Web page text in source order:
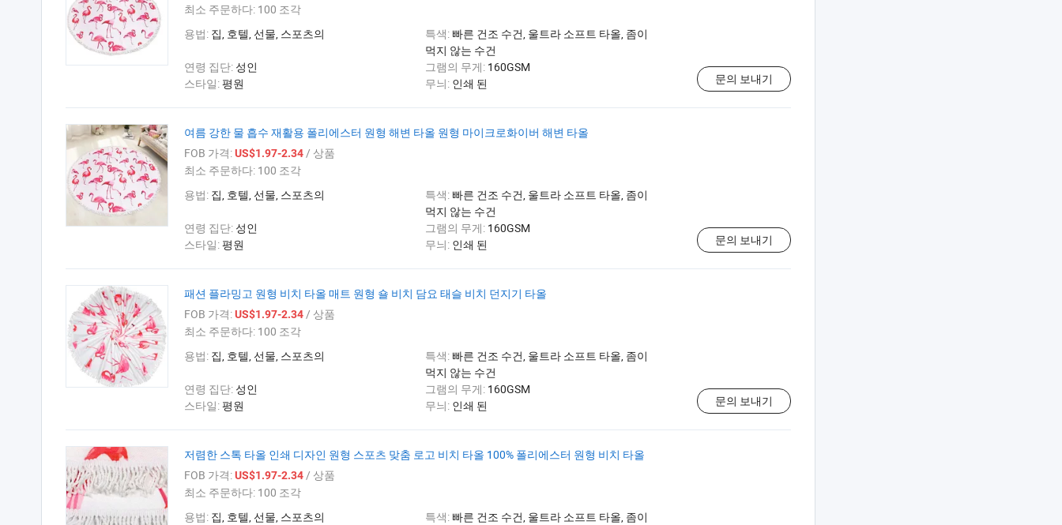
최소 주문하다: 100 조각
용법: 집, 호텔, 선물, 스포츠의 특색: 빠른 건조 수건, 울트라 소프트 타올, 좀이
먹지 않는 수건
연령 집단: 성인 그램의 무게: 160GSM
스타일:평원 무늬: 인쇄 된 문의 보내기
여름 강한 물 흡수 재활용 폴리에스터 원형 해변 타올 원형 마이크로화이버 해변 타올
FOB 가격:US$1.97-2.34/ 상품
최소 주문하다: 100 조각
용법: 집, 호텔, 선물, 스포츠의 특색: 빠른 건조 수건, 울트라 소프트 타올, 좀이
먹지 않는 수건
연령 집단: 성인 그램의 무게: 160GSM
스타일:평원 무늬: 인쇄 된 문의 보내기
패션 플라밍고 원형 비치 타올 매트 원형 숄 비치 담요 태슬 비치 던지기 타올
FOB 가격:US$1.97-2.34/ 상품
최소 주문하다: 100 조각
용법: 집, 호텔, 선물, 스포츠의 특색: 빠른 건조 수건, 울트라 소프트 타올, 좀이
먹지 않는 수건
연령 집단: 성인 그램의 무게: 160GSM
스타일:평원 무늬: 인쇄 된 문의 보내기
저렴한 스톡 타올 인쇄 디자인 원형 스포츠 맞춤 로고 비치 타올 100% 폴리에스터 원형 비치 타올
FOB 가격:US$1.97-2.34/ 상품
최소 주문하다: 100 조각
용법: 집, 호텔, 선물, 스포츠의 특색: 빠른 건조 수건, 울트라 소프트 타올, 좀이